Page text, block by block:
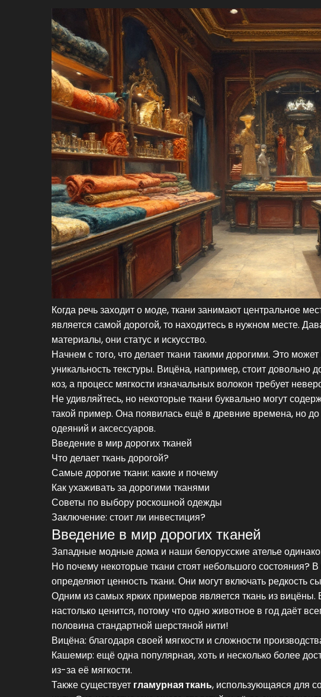
Когда речь заходит о моде, ткани занимают центральное
является самой дорогой, то находитесь в нужном месте.
материалы, они статус и искусство.
Начнем с того, что делает ткани такими дорогими. Это
уникальность текстуры. Вицёна, например, стоит довольно
коз, а процесс мягкости изначальных волокон требует
Не удивляйтесь, но некоторые ткани буквально могут
такой пример. Она появилась ещё в древние времена, но
одеяний и аксессуаров.
Введение в мир дорогих тканей
Что делает ткань дорогой?
Самые дорогие ткани: какие и почему
Как ухаживать за дорогими тканями
Советы по выбору роскошной одежды
Заключение: стоит ли инвестиция?
Введение в мир дорогих тканей
Западные модные дома и наши белорусские ателье
Но почему некоторые ткани стоят небольшого состояния?
определяют ценность ткани. Они могут включать редкость
Одним из самых ярких примеров является ткань из вицёны.
настолько ценится, потому что одно животное в год даёт
половина стандартной шерстяной нити!
Вицёна: благодаря своей мягкости и сложности
Кашемир: ещё одна популярная, хоть и несколько более
из-за её мягкости.
Также существует гламурная ткань, использующаяся для